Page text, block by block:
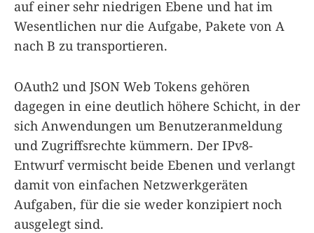
auf einer sehr niedrigen Ebene und hat im
Wesentlichen nur die Aufgabe, Pakete von A
nach B zu transportieren.
OAuth2 und JSON Web Tokens gehören
dagegen in eine deutlich höhere Schicht, in der
sich Anwendungen um Benutzeranmeldung
und Zugriffsrechte kümmern. Der IPv8-
Entwurf vermischt beide Ebenen und verlangt
damit von einfachen Netzwerkgeräten
Aufgaben, für die sie weder konzipiert noch
ausgelegt sind.